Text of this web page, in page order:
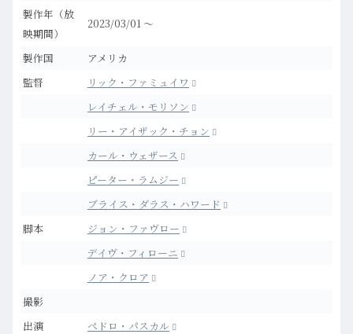
製作年（放
映期間）
2023/03/01 ～
製作国
アメリカ
監督
リック・ファミュイワ
レイチェル・モリソン
リー・アイザック・チョン
カール・ウェザース
ピーター・ラムジー
ブライス・ダラス・ハワード
脚本
ジョン・ファヴロー
デイヴ・フィローニ
ノア・クロア
撮影
出演
ペドロ・パスカル